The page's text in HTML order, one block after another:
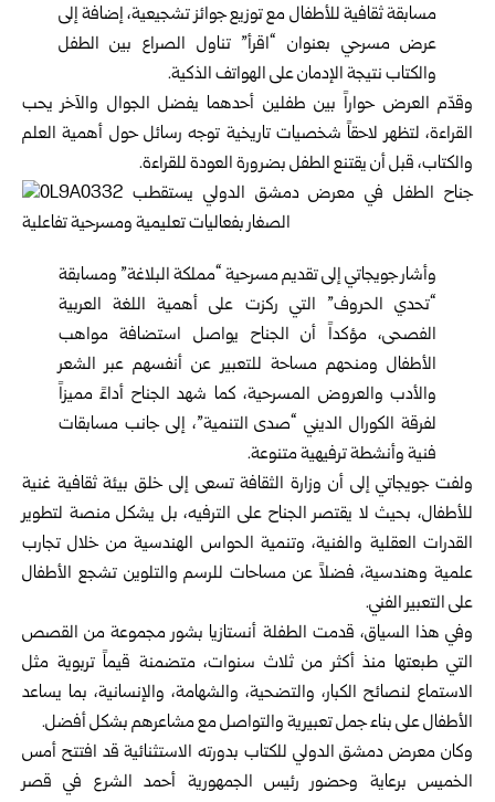
مسابقة ثقافية للأطفال مع توزيع جوائز تشجيعية، إضافة إلى
عرض مسرحي بعنوان “اقرأ” تناول الصراع بين الطفل
والكتاب نتيجة الإدمان على الهواتف الذكية.
وقدّم العرض حواراً بين طفلين أحدهما يفضل الجوال والآخر يحب
القراءة، لتظهر لاحقاً شخصيات تاريخية توجه رسائل حول أهمية العلم
والكتاب، قبل أن يقتنع الطفل بضرورة العودة للقراءة.
وأشار جويجاتي إلى تقديم مسرحية “مملكة البلاغة” ومسابقة
“تحدي الحروف” التي ركزت على أهمية اللغة العربية
الفصحى، مؤكداً أن الجناح يواصل استضافة مواهب
الأطفال ومنحهم مساحة للتعبير عن أنفسهم عبر الشعر
والأدب والعروض المسرحية، كما شهد الجناح أداءً مميزاً
لفرقة الكورال الديني “صدى التنمية”، إلى جانب مسابقات
فنية وأنشطة ترفيهية متنوعة.
ولفت جويجاتي إلى أن وزارة الثقافة تسعى إلى خلق بيئة ثقافية غنية
للأطفال، بحيث لا يقتصر الجناح على الترفيه، بل يشكل منصة لتطوير
القدرات العقلية والفنية، وتنمية الحواس الهندسية من خلال تجارب
علمية وهندسية، فضلاً عن مساحات للرسم والتلوين تشجع الأطفال
على التعبير الفني.
وفي هذا السياق، قدمت الطفلة أنستازيا بشور مجموعة من القصص
التي طبعتها منذ أكثر من ثلاث سنوات، متضمنة قيماً تربوية مثل
الاستماع لنصائح الكبار، والتضحية، والشهامة، والإنسانية، بما يساعد
الأطفال على بناء جمل تعبيرية والتواصل مع مشاعرهم بشكل أفضل.
وكان معرض دمشق الدولي للكتاب بدورته الاستثنائية قد افتتح أمس
الخميس برعاية وحضور رئيس الجمهورية أحمد الشرع في قصر